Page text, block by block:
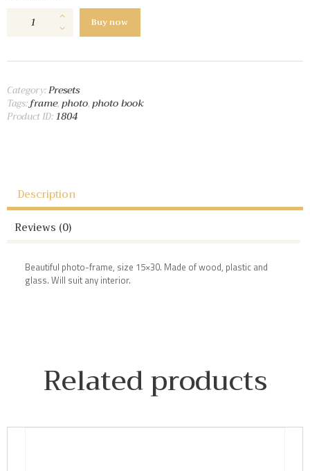
Buy now
Category:Presets
Tags:frame,photo,photo book
Product ID:1804
Description
Reviews (0)
Beautiful photo-frame, size 15×30. Made of wood, plastic and
glass. Will suit any interior.
Related products